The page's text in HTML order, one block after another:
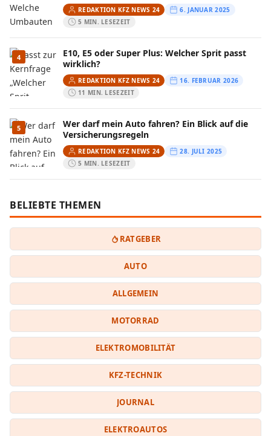
REDAKTION KFZ NEWS 24
6. JANUAR 2025
5 MIN. LESEZEIT
4
E10, E5 oder Super Plus: Welcher Sprit passt
wirklich?
REDAKTION KFZ NEWS 24
16. FEBRUAR 2026
11 MIN. LESEZEIT
5
Wer darf mein Auto fahren? Ein Blick auf die
Versicherungsregeln
REDAKTION KFZ NEWS 24
28. JULI 2025
5 MIN. LESEZEIT
BELIEBTE THEMEN
RATGEBER
AUTO
ALLGEMEIN
MOTORRAD
ELEKTROMOBILITÄT
KFZ-TECHNIK
JOURNAL
ELEKTROAUTOS